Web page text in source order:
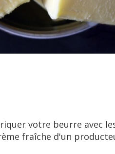
votre beurre avec
fraîche d'un